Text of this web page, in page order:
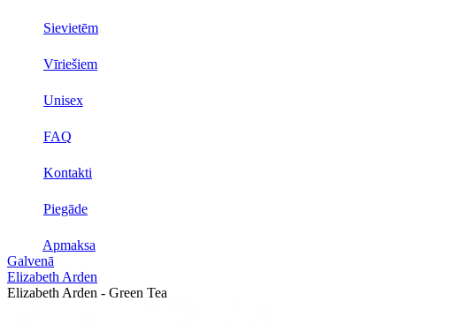
Sievietēm
Vīriešiem
Unisex
FAQ
Kontakti
Piegāde
Apmaksa
Galvenā
Elizabeth Arden
Elizabeth Arden - Green Tea